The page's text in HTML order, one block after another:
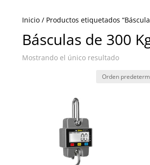
Inicio/ Productos etiquetados
Básculas de 300
Mostrando el único resultado